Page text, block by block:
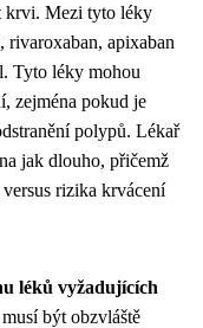
krvi. Mezi tyto léky
rivaroxaban, apixaban
Tyto léky mohou
zejména pokud je
polypů. Lékař
jak dlouho, přičemž
rizika krvácení
léků vyžadujících
být obzvláště